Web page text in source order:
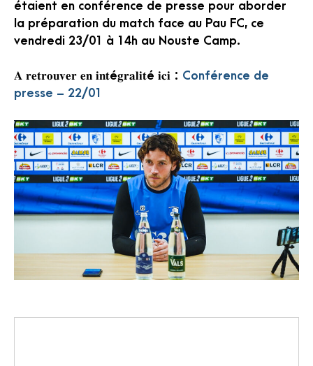
étaient en conférence de presse pour aborder
la préparation du match face au Pau FC, ce
vendredi 23/01 à 14h au Nouste Camp.
𝐀 𝐫𝐞𝐭𝐫𝐨𝐮𝐯𝐞𝐫 𝐞𝐧 𝐢𝐧𝐭é𝐠𝐫𝐚𝐥𝐢𝐭é 𝐢𝐜𝐢 : Conférence de
presse – 22/01